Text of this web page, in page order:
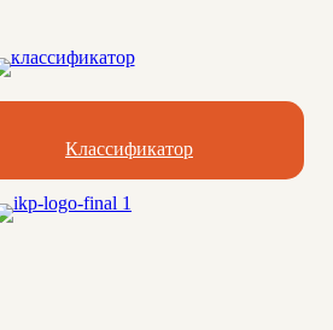
Классификатор